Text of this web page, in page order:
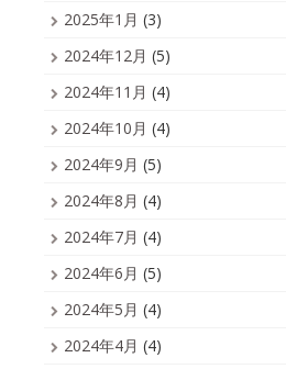
2025年1月 (3)
2024年12月 (5)
2024年11月 (4)
2024年10月 (4)
2024年9月 (5)
2024年8月 (4)
2024年7月 (4)
2024年6月 (5)
2024年5月 (4)
2024年4月 (4)